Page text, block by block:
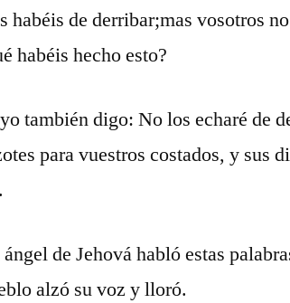
habéis de derribar;mas vosotros
habéis hecho esto?
también digo: No los echaré de
para vuestros costados, y sus
de Jehová habló estas
alzó su voz y lloró.